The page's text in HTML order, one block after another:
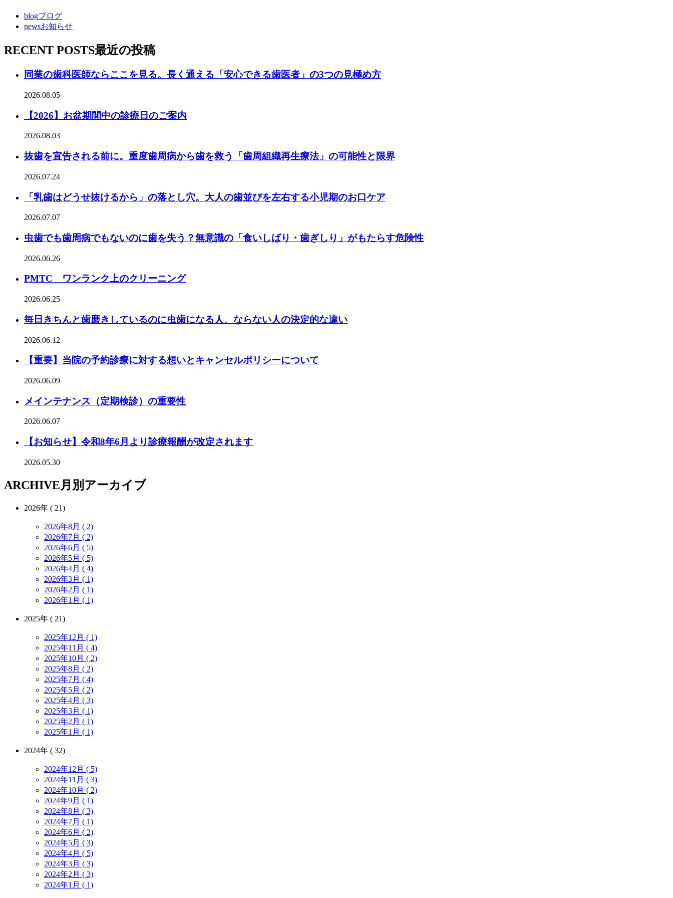
blogブログ
newsお知らせ
RECENT POSTS最近の投稿
同業の歯科医師ならここを見る。長く通える「安心できる歯医者」の3つの見極め方
2026.08.05
【2026】お盆期間中の診療日のご案内
2026.08.03
抜歯を宣告される前に。重度歯周病から歯を救う「歯周組織再生療法」の可能性と限界
2026.07.24
「乳歯はどうせ抜けるから」の落とし穴。大人の歯並びを左右する小児期のお口ケア
2026.07.07
虫歯でも歯周病でもないのに歯を失う？無意識の「食いしばり・歯ぎしり」がもたらす危険性
2026.06.26
PMTC ワンランク上のクリーニング
2026.06.25
毎日きちんと歯磨きしているのに虫歯になる人、ならない人の決定的な違い
2026.06.12
【重要】当院の予約診療に対する想いとキャンセルポリシーについて
2026.06.09
メインテナンス（定期検診）の重要性
2026.06.07
【お知らせ】令和8年6月より診療報酬が改定されます
2026.05.30
ARCHIVE月別アーカイブ
2026年 ( 21)
2026年8月 ( 2)
2026年7月 ( 2)
2026年6月 ( 5)
2026年5月 ( 5)
2026年4月 ( 4)
2026年3月 ( 1)
2026年2月 ( 1)
2026年1月 ( 1)
2025年 ( 21)
2025年12月 ( 1)
2025年11月 ( 4)
2025年10月 ( 2)
2025年8月 ( 2)
2025年7月 ( 4)
2025年5月 ( 2)
2025年4月 ( 3)
2025年3月 ( 1)
2025年2月 ( 1)
2025年1月 ( 1)
2024年 ( 32)
2024年12月 ( 5)
2024年11月 ( 3)
2024年10月 ( 2)
2024年9月 ( 1)
2024年8月 ( 3)
2024年7月 ( 1)
2024年6月 ( 2)
2024年5月 ( 3)
2024年4月 ( 5)
2024年3月 ( 3)
2024年2月 ( 3)
2024年1月 ( 1)